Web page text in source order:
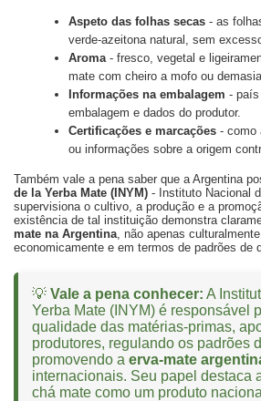
Aspeto das folhas secas - as
verde-azeitona natural, sem
Aroma - fresco, vegetal e
mate com cheiro a mofo ou
Informações na embalagem - país
embalagem e dados do produtor.
Certificações e marcações - como
ou informações sobre a origem
Também vale a pena saber que a Argentina
de la Yerba Mate (INYM) - Instituto Nacional
supervisiona o cultivo, a produção e a
existência de tal instituição demonstra
mate na Argentina , não apenas
economicamente e em termos de padrões de
💡 Vale a pena conhecer: A
Yerba Mate (INYM) é responsável
qualidade das matérias-primas,
produtores, regulando os padrões
promovendo a erva-mate
internacionais. Seu papel destaca
chá mate como um produto